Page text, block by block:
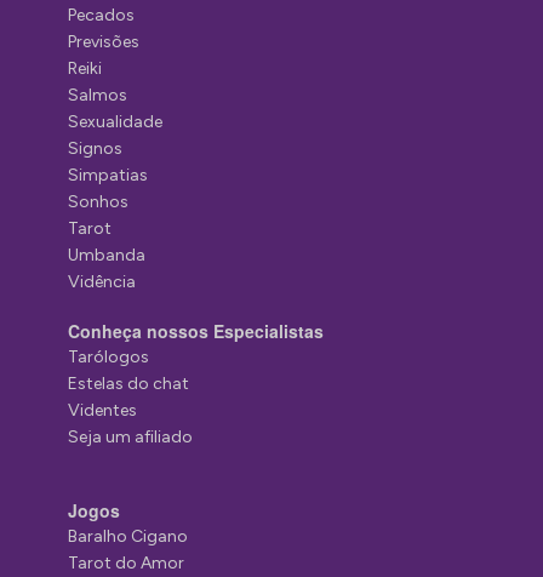
Pecados
Previsões
Reiki
Salmos
Sexualidade
Signos
Simpatias
Sonhos
Tarot
Umbanda
Vidência
Conheça nossos Especialistas
Tarólogos
Estelas do chat
Videntes
Seja um afiliado
Jogos
Baralho Cigano
Tarot do Amor